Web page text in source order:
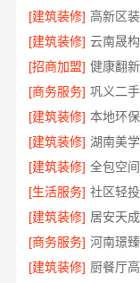
[建筑装修]
[建筑装修] 云南晟
[招商加盟] 健康翻
[商务服务]
[建筑装修]
[建筑装修] 湖南美
[建筑装修]
[生活服务] 社区轻
[建筑装修] 居安天
[商务服务] 河南璟
[建筑装修]